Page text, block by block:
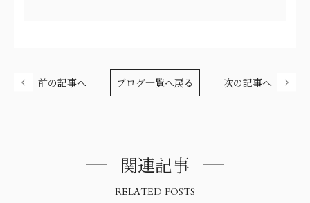
前の記事へ ブログ一覧へ戻る 次の記事へ
関連記事
RELATED POSTS